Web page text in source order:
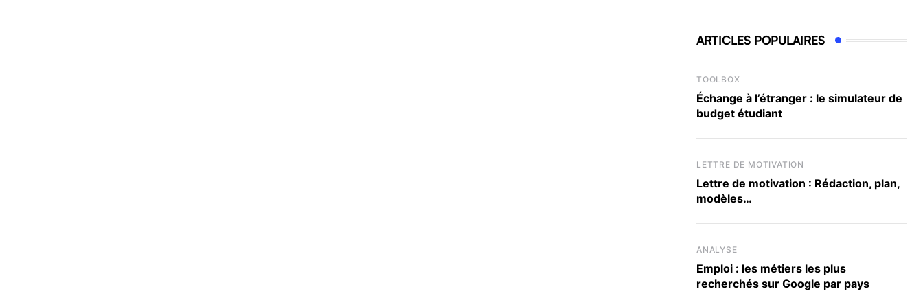
ARTICLES POPULAIRES
TOOLBOX
Échange à l’étranger : le simulateur de
budget étudiant
LETTRE DE MOTIVATION
Lettre de motivation : Rédaction, plan,
modèles…
ANALYSE
Emploi : les métiers les plus
recherchés sur Google par pays